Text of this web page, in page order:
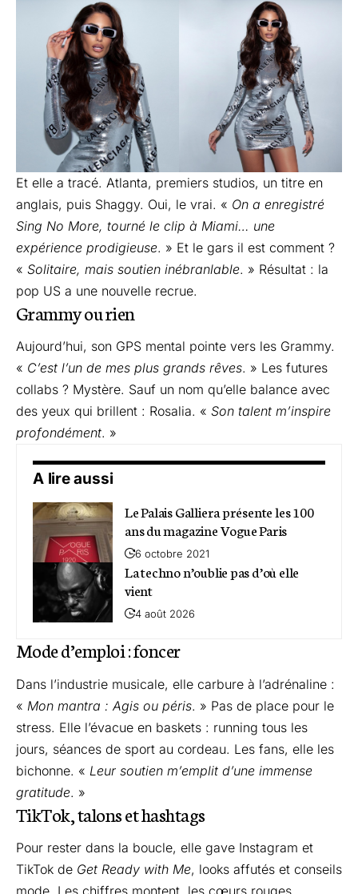
Et elle a tracé. Atlanta, premiers studios, un titre en
anglais, puis Shaggy. Oui, le vrai. « On a enregistré
Sing No More, tourné le clip à Miami… une
expérience prodigieuse. » Et le gars il est comment ?
« Solitaire, mais soutien inébranlable. » Résultat : la
pop US a une nouvelle recrue.
Grammy ou rien
Aujourd’hui, son GPS mental pointe vers les Grammy.
« C’est l’un de mes plus grands rêves. » Les futures
collabs ? Mystère. Sauf un nom qu’elle balance avec
des yeux qui brillent : Rosalia. « Son talent m’inspire
profondément. »
A lire aussi
Le Palais Galliera présente les 100
ans du magazine Vogue Paris
6 octobre 2021
La techno n’oublie pas d’où elle
vient
4 août 2026
Mode d’emploi : foncer
Dans l’industrie musicale, elle carbure à l’adrénaline :
« Mon mantra : Agis ou péris. » Pas de place pour le
stress. Elle l’évacue en baskets : running tous les
jours, séances de sport au cordeau. Les fans, elle les
bichonne. « Leur soutien m’emplit d’une immense
gratitude. »
TikTok, talons et hashtags
Pour rester dans la boucle, elle gave Instagram et
TikTok de Get Ready with Me, looks affutés et conseils
mode. Les chiffres montent, les cœurs rouges